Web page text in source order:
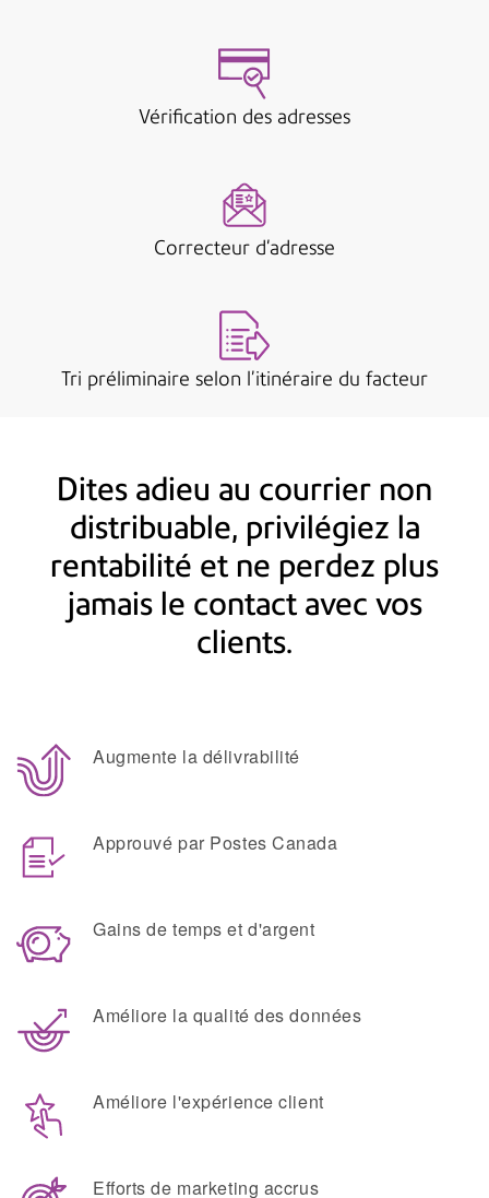
Vérification des adresses
Correcteur d'adresse
Tri préliminaire selon l’itinéraire du facteur
Dites adieu au courrier non
distribuable, privilégiez la
rentabilité et ne perdez plus
jamais le contact avec vos
clients.
Augmente la délivrabilité
Approuvé par Postes Canada
Gains de temps et d'argent
Améliore la qualité des données
Améliore l'expérience client
Efforts de marketing accrus